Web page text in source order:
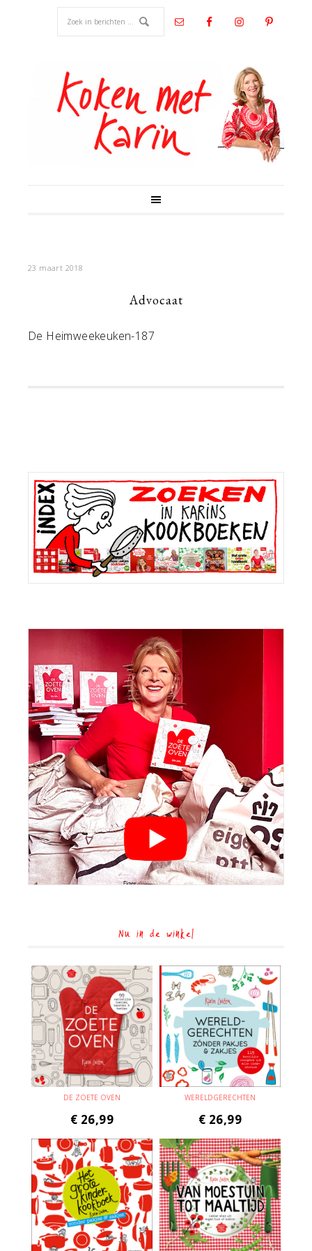
23 maart 2018
Advocaat
De Heimweekeuken-187
Primaire
Sidebar
Nu in de winkel
DE ZOETE OVEN
€ 26,99
WERELDGERECHTEN
€ 26,99